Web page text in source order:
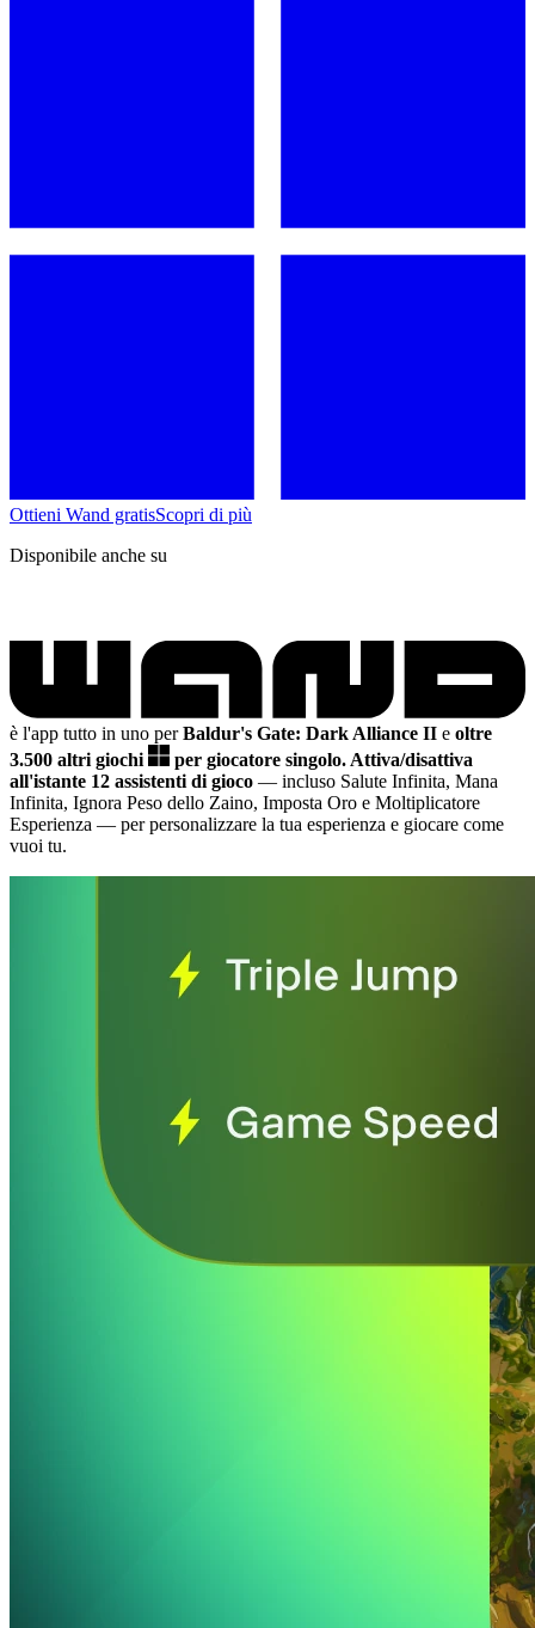
Ottieni Wand gratisScopri di più
Disponibile anche su
è l'app tutto in uno perBaldur's Gate: Dark Alliance II e oltre
3.500 altri giochi
per giocatore singolo. Attiva/disattiva
all'istante 12 assistenti di gioco — incluso Salute Infinita, Mana
Infinita, Ignora Peso dello Zaino, Imposta Oro e Moltiplicatore
Esperienza — per personalizzare la tua esperienza e giocare come
vuoi tu.